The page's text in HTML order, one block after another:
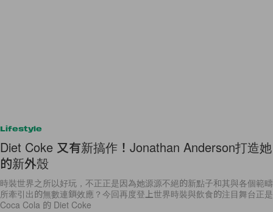
Lifestyle
Diet Coke 又有新搞作！Jonathan Anderson打造她
的新外殼
時裝世界之所以好玩，不正正是因為她源源不絕的新點子和其與各個範疇
所牽引出的無數連鎖效應？今回再度登上世界時裝與飲食的注目舞台正是
Coca Cola 的 Diet Coke